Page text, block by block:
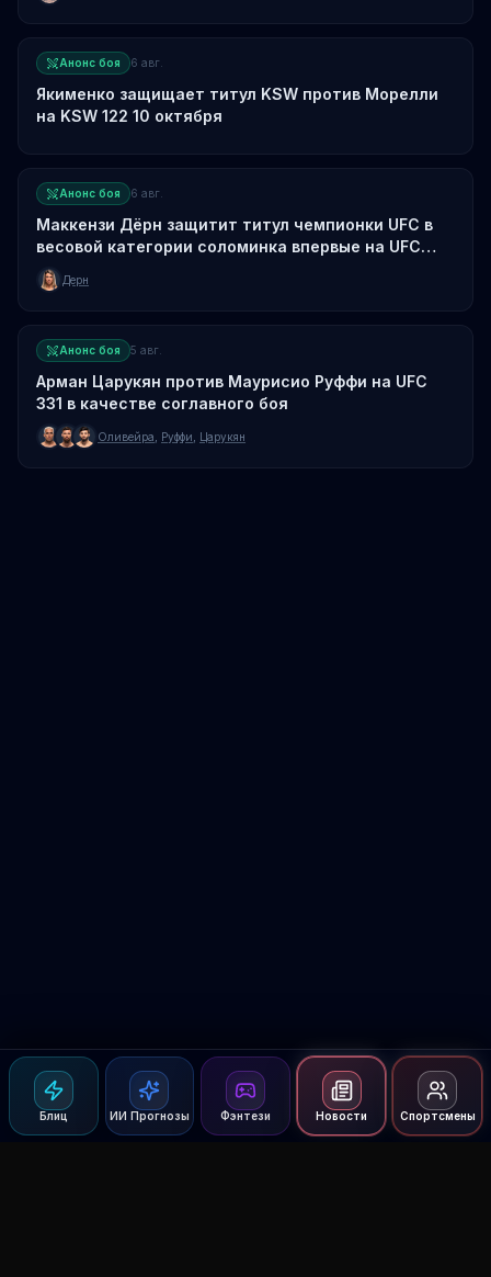
Блиц ИИ Прогнозы Фэнтези Новости Спортсмены
Анонс боя 6 авг.
Якименко защищает титул KSW против Морелли
на KSW 122 10 октября
Анонс боя 6 авг.
Маккензи Дёрн защитит титул чемпионки UFC в
весовой категории соломинка впервые на UFC
330
Дерн
Анонс боя 5 авг.
Арман Царукян против Маурисио Руффи на UFC
331 в качестве соглавного боя
Оливейра Руффи Царукян